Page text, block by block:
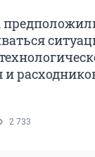
2 733